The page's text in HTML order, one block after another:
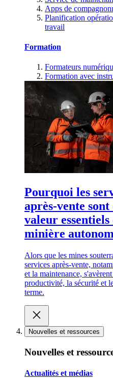
Apps de
Planification
travail
Formation
Formateurs
Formation avec
Pourquoi les
après-vente sont
valeur
minière
Alors que les mines
services après-vente,
et la maintenance,
productivité, la sécurité et
terme.
Nouvelles et ressources
Nouvelles et
Actualités et médias